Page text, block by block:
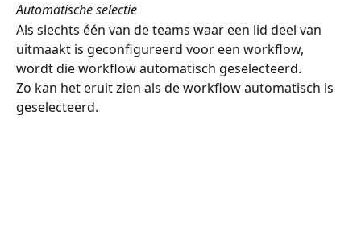
Automatische selectie
Als slechts één van de teams waar een lid deel van
uitmaakt is geconfigureerd voor een workflow,
wordt die workflow automatisch geselecteerd.
Zo kan het eruit zien als de workflow automatisch is
geselecteerd.